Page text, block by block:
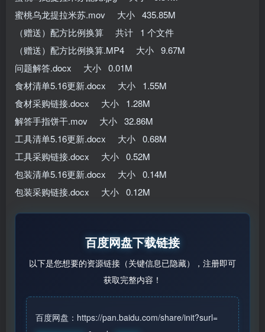
蜜桃乌龙提拉米苏.mov 大小 435.85M
（赠送）配方比例换算 共计 1 个文件
（赠送）配方比例换算.MP4 大小 9.67M
问题解答.docx 大小 0.01M
食材清单5.16更新.docx 大小 1.55M
食材采购链接.docx 大小 1.28M
解答手指饼干.mov 大小 32.86M
工具清单5.16更新.docx 大小 0.68M
工具采购链接.docx 大小 0.52M
包装清单5.16更新.docx 大小 0.14M
包装采购链接.docx 大小 0.12M
百度网盘下载链接
以下是您想要的资源链接（关键信息已隐藏），注册即可
获取完整内容！
百度网盘：https://pan.baidu.com/share/init?surl=